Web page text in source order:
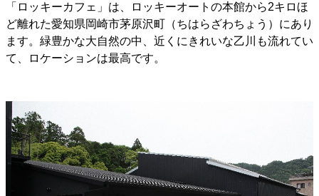
「ロッキーカフェ」は、ロッキーオートの本館から2キロほ
ど離れた愛知県岡崎市茅原沢町（ちはらざわちょう）にあり
ます。緑豊かな大自然の中、近くにきれいな乙川も流れてい
て、ロケーションは最高です。